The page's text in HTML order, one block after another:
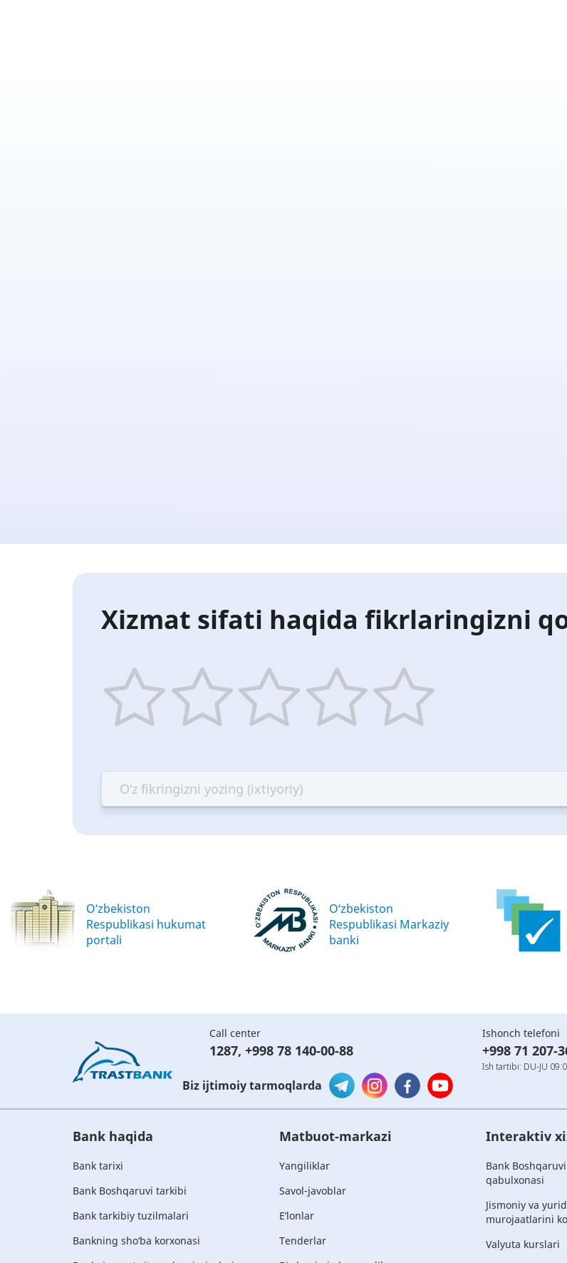
Xizmat sifati haqida fikrlaringizni
Terrible
Bad
OK
O‘zbekiston
Respublikasi hukumat
portali
O‘zbekiston
Respublikasi Markaziy
banki
Call center
1287, +998 78 140-00-88
Ishonch telefoni
+998 71 207-
Ish tartibi: DU-JU
Biz ijtimoiy tarmoqlarda
Bank haqida
Bank tarixi
Bank Boshqaruvi tarkibi
Bank tarkibiy tuzilmalari
Bankning sho‘ba korxonasi
Matbuot-markazi
Yangiliklar
Savol-javoblar
E’lonlar
Tenderlar
Interaktiv
Bank
qabulxonasi
Jismoniy va
murojaatlarini
Valyuta kurslari